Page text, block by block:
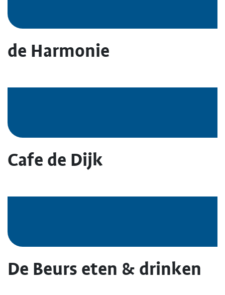
de Harmonie
Cafe de Dijk
De Beurs eten & drinken